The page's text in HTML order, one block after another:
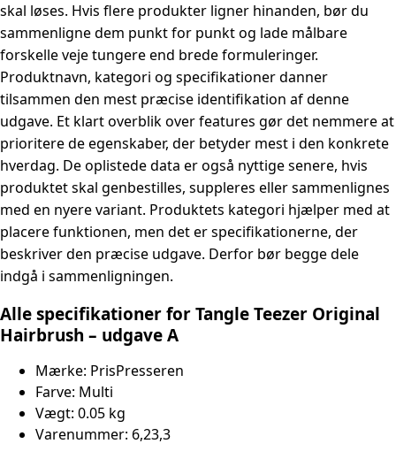
skal løses. Hvis flere produkter ligner hinanden, bør du
sammenligne dem punkt for punkt og lade målbare
forskelle veje tungere end brede formuleringer.
Produktnavn, kategori og specifikationer danner
tilsammen den mest præcise identifikation af denne
udgave. Et klart overblik over features gør det nemmere at
prioritere de egenskaber, der betyder mest i den konkrete
hverdag. De oplistede data er også nyttige senere, hvis
produktet skal genbestilles, suppleres eller sammenlignes
med en nyere variant. Produktets kategori hjælper med at
placere funktionen, men det er specifikationerne, der
beskriver den præcise udgave. Derfor bør begge dele
indgå i sammenligningen.
Alle specifikationer for Tangle Teezer Original
Hairbrush – udgave A
Mærke: PrisPresseren
Farve: Multi
Vægt: 0.05 kg
Varenummer: 6,23,3